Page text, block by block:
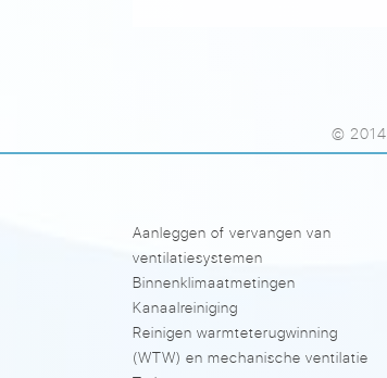
©
Aanleggen of vervangen van
ventilatiesystemen
Binnenklimaatmetingen
Kanaalreiniging
Reinigen warmteterugwinning
(WTW) en mechanische ventilatie